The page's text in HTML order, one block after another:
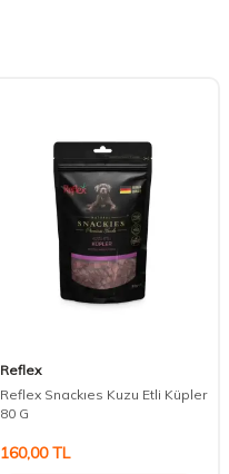
Reflex
Reflex Snackıes Kuzu Etli Küpler
80 G
160,00TL